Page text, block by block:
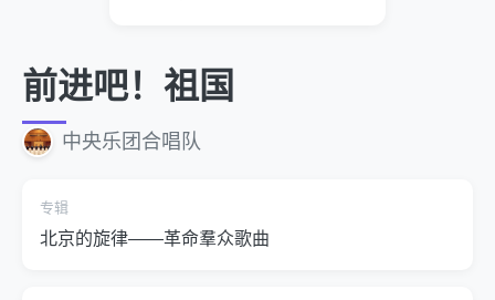
前进吧！祖国
中央乐团合唱队
专辑
北京的旋律——革命羣众歌曲